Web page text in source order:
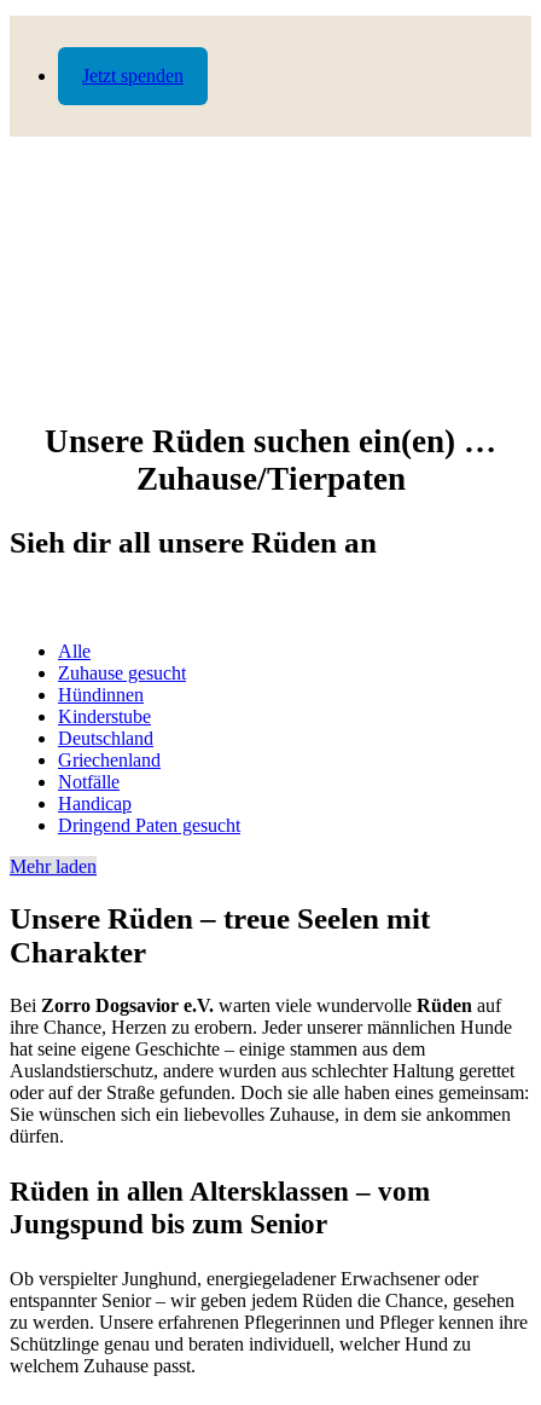
Jetzt spenden
Unsere Rüden suchen ein(en) …
Zuhause/Tierpaten
Sieh dir all unsere Rüden an
Alle
Zuhause gesucht
Hündinnen
Kinderstube
Deutschland
Griechenland
Notfälle
Handicap
Dringend Paten gesucht
Mehr laden
Unsere Rüden – treue Seelen mit
Charakter
Bei Zorro Dogsavior e.V. warten viele wundervolle Rüden auf
ihre Chance, Herzen zu erobern. Jeder unserer männlichen Hunde
hat seine eigene Geschichte – einige stammen aus dem
Auslandstierschutz, andere wurden aus schlechter Haltung gerettet
oder auf der Straße gefunden. Doch sie alle haben eines gemeinsam:
Sie wünschen sich ein liebevolles Zuhause, in dem sie ankommen
dürfen.
Rüden in allen Altersklassen – vom
Jungspund bis zum Senior
Ob verspielter Junghund, energiegeladener Erwachsener oder
entspannter Senior – wir geben jedem Rüden die Chance, gesehen
zu werden. Unsere erfahrenen Pflegerinnen und Pfleger kennen ihre
Schützlinge genau und beraten individuell, welcher Hund zu
welchem Zuhause passt.